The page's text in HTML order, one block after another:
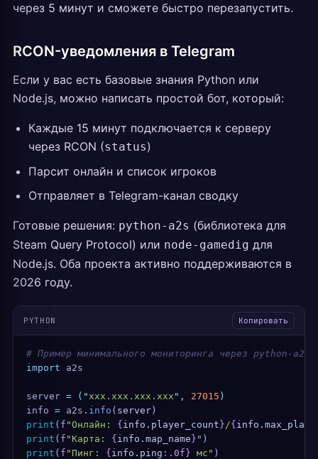
через 5 минут и сможете быстро перезапустить.
RCON-уведомления в Telegram
Если у вас есть базовые знания Python или
Node.js, можно написать простой бот, который:
Каждые 15 минут подключается к серверу
через RCON (status)
Парсит онлайн и список игроков
Отправляет в Telegram-канал сводку
Готовые решения: python-a2s (библиотека для
Steam Query Protocol) или node-gamedig для
Node.js. Оба проекта активно поддерживаются в
2026 году.
PYTHON Копировать
# Пример минимального мониторинга через python-a2s
import a2s
server = ( "xxx.xxx.xxx.xxx " , 27015 )
info = a2s . info ( server )
print ( f "Онлайн: { info . player_count }/{ info .
print ( f "Карта: { info . map_name } " )
print ( f "Пинг: { info . ping :.0f} мс" )